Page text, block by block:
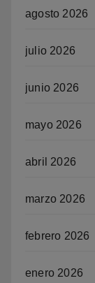
agosto 2026
julio 2026
junio 2026
mayo 2026
abril 2026
marzo 2026
febrero 2026
enero 2026